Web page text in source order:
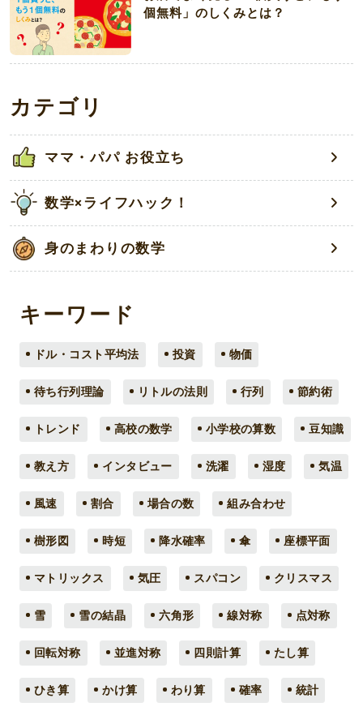
個無料」のしくみとは？
カテゴリ
ママ・パパ お役立ち
数学×ライフハック！
身のまわりの数学
キーワード
ドル・コスト平均法 投資 物価
待ち行列理論 リトルの法則 行列 節約術
トレンド 高校の数学 小学校の算数 豆知識
教え方 インタビュー 洗濯 湿度 気温
風速 割合 場合の数 組み合わせ
樹形図 時短 降水確率 傘 座標平面
マトリックス 気圧 スパコン クリスマス
雪 雪の結晶 六角形 線対称 点対称
回転対称 並進対称 四則計算 たし算
ひき算 かけ算 わり算 確率 統計